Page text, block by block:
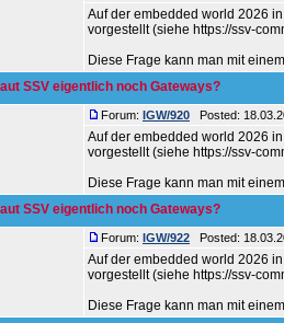
Auf der embedded world 2026
vorgestellt (siehe https://ssv-
Diese Frage kann man mit
SSV eigentlich noch Gateways?
Forum: IGW/920 Posted:
Auf der embedded world 2026
vorgestellt (siehe https://ssv-
Diese Frage kann man mit
SSV eigentlich noch Gateways?
Forum: IGW/922 Posted:
Auf der embedded world 2026
vorgestellt (siehe https://ssv-
Diese Frage kann man mit